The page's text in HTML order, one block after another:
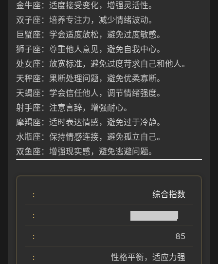
金牛座：适度接受变化，增强灵活性。
双子座：培养专注力，减少情绪波动。
巨蟹座：学会适度放松，避免过度敏感。
狮子座：尊重他人意见，避免自我中心。
处女座：放宽标准，避免过度苛求自己和他人。
天秤座：果断处理问题，避免优柔寡断。
天蝎座：学会信任他人，调节情绪强度。
射手座：注意言辞，增强耐心。
摩羯座：适时表达情感，避免过于冷静。
水瓶座：保持情感连接，避免孤立自己。
双鱼座：增强现实感，避免逃避问题。
综合指数
85
性格平衡，适应力强